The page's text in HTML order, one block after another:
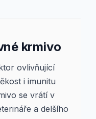
krmivo
ovlivňující
i imunitu
se vrátí v
a delšího